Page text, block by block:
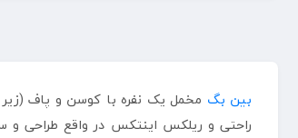
بین بگ مخمل یک نفره با کوسن و پاف
راحتی و ریلکس اینتکس در واقع طراحی و